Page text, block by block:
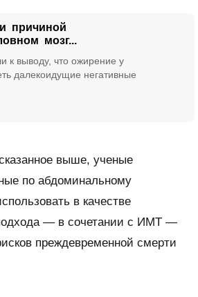
причиной
мозг...
к выводу, что ожирение у
далекоидущие негативные
выше, ученые
по абдоминальному
в качестве
— в сочетании с ИМТ —
преждевременной смерти